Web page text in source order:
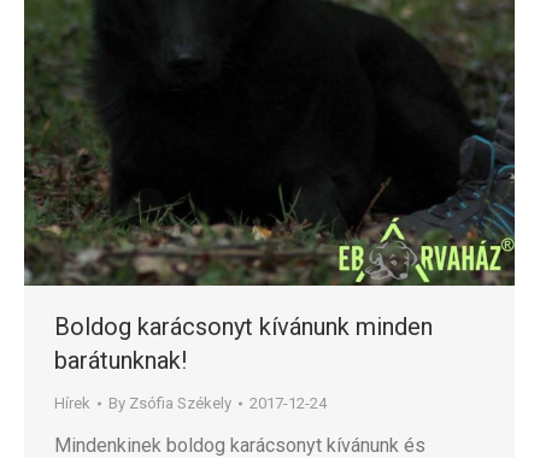
Boldog karácsonyt kívánunk minden
barátunknak!
Hírek By Zsófia Székely 2017-12-24
Mindenkinek boldog karácsonyt kívánunk és